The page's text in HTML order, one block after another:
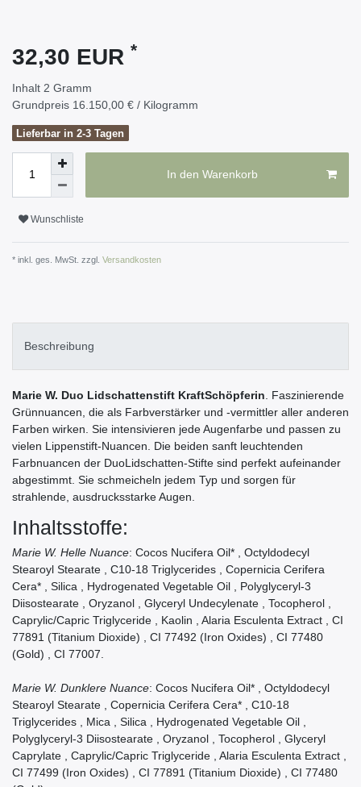
32,30 EUR *
Inhalt 2 Gramm
Grundpreis 16.150,00 € / Kilogramm
Lieferbar in 2-3 Tagen
In den Warenkorb
Wunschliste
* inkl. ges. MwSt. zzgl. Versandkosten
Beschreibung
Marie W. Duo Lidschattenstift KraftSchöpferin. Faszinierende
Grünnuancen, die als Farbverstärker und -vermittler aller anderen
Farben wirken. Sie intensivieren jede Augenfarbe und passen zu
vielen Lippenstift-Nuancen. Die beiden sanft leuchtenden
Farbnuancen der DuoLidschatten-Stifte sind perfekt aufeinander
abgestimmt. Sie schmeicheln jedem Typ und sorgen für
strahlende, ausdrucksstarke Augen.
Inhaltsstoffe:
Marie W. Helle Nuance: Cocos Nucifera Oil* , Octyldodecyl
Stearoyl Stearate , C10-18 Triglycerides , Copernicia Cerifera
Cera* , Silica , Hydrogenated Vegetable Oil , Polyglyceryl-3
Diisostearate , Oryzanol , Glyceryl Undecylenate , Tocopherol ,
Caprylic/Capric Triglyceride , Kaolin , Alaria Esculenta Extract , CI
77891 (Titanium Dioxide) , CI 77492 (Iron Oxides) , CI 77480
(Gold) , CI 77007.
Marie W. Dunklere Nuance: Cocos Nucifera Oil* , Octyldodecyl
Stearoyl Stearate , Copernicia Cerifera Cera* , C10-18
Triglycerides , Mica , Silica , Hydrogenated Vegetable Oil ,
Polyglyceryl-3 Diisostearate , Oryzanol , Tocopherol , Glyceryl
Caprylate , Caprylic/Capric Triglyceride , Alaria Esculenta Extract ,
CI 77499 (Iron Oxides) , CI 77891 (Titanium Dioxide) , CI 77480